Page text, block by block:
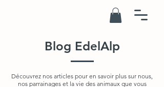
Blog EdelAlp
Découvrez nos articles pour en savoir plus sur nous,
nos parrainages et la vie des animaux que vous